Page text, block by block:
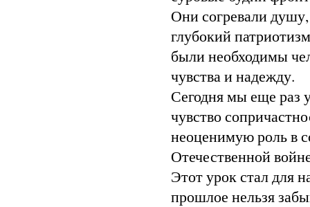
Они согревали
глубокий
были необходимы
чувства и надежду.
Сегодня мы еще раз
чувство
неоценимую роль в
Отечественной
Этот урок стал для
прошлое нельзя